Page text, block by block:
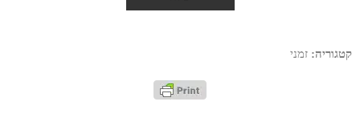
קטגוריה: זמני